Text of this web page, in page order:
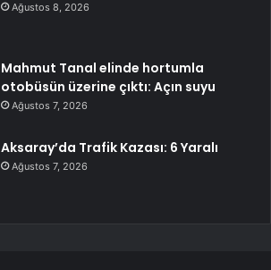
Ağustos 8, 2026
Mahmut Tanal elinde hortumla
otobüsün üzerine çıktı: Açın suyu
Ağustos 7, 2026
Aksaray’da Trafik Kazası: 6 Yaralı
Ağustos 7, 2026